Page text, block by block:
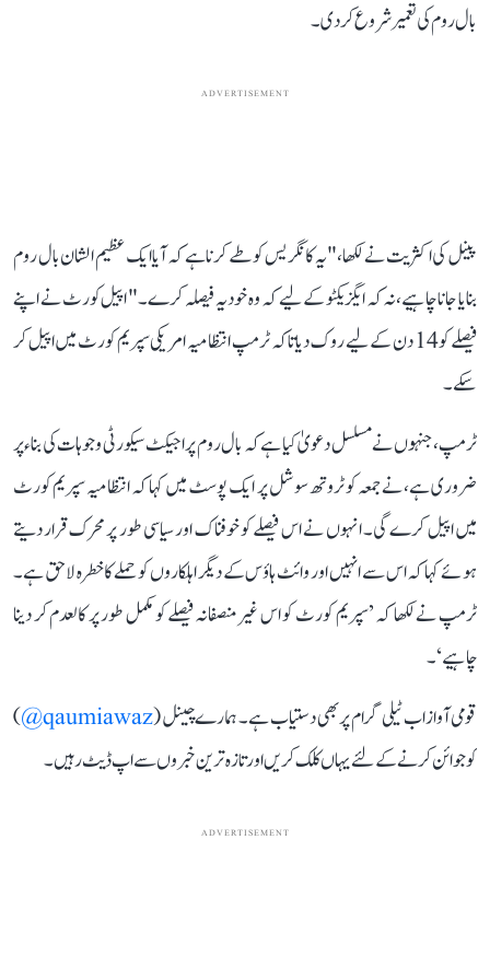
بال روم کی تعمیر شروع کر دی۔
ADVERTISEMENT
پینل کی اکثریت نے لکھا، "یہ کانگریس کو طے کرنا ہے کہ آیا ایک عظیم الشان بال روم
بنایا جانا چاہیے، نہ کہ ایگزیکٹو کے لیے کہ وہ خود یہ فیصلہ کرے۔" اپیل کورٹ نے اپنے
فیصلے کو 14 دن کے لیے روک دیا تاکہ ٹرمپ انتظامیہ امریکی سپریم کورٹ میں اپیل کر
سکے۔
ٹرمپ، جنہوں نے مسلسل دعویٰ کیا ہے کہ بال روم پراجیکٹ سیکورٹی وجوہات کی بناء پر
ضروری ہے، نے جمعہ کو ٹروتھ سوشل پر ایک پوسٹ میں کہا کہ انتظامیہ سپریم کورٹ
میں اپیل کرے گی۔ انہوں نے اس فیصلے کو خوفناک اور سیاسی طور پر محرک قرار دیتے
ہوئے کہا کہ اس سے انہیں اور وائٹ ہاؤس کے دیگر اہلکاروں کو حملے کا خطرہ لاحق ہے۔
ٹرمپ نے لکھا کہ ’سپریم کورٹ کو اس غیر منصفانہ فیصلے کو مکمل طور پر کالعدم کر دینا
چاہیے‘۔
قومی آواز اب ٹیلی گرام پر بھی دستیاب ہے۔ ہمارے چینل (qaumiawaz@
)
کو جوائن کرنے کے لئے یہاں کلک کریں اور تازہ ترین خبروں سے اپ ڈیٹ رہیں۔
ADVERTISEMENT